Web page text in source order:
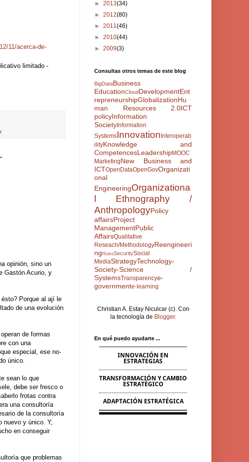
11/acerca-de-
limitado -
opinión, sino un
Gastón Acurio, y
Porque al ají le
de una evolución
de formas
con una
especial, ese no-
único.
sean lo que
debe ser fresco o
frotas contra
una consultoría
de la consultoría
nuevo y único. Y,
en conseguir
que problemas
► 2013(34)
► 2012(80)
► 2011(46)
► 2010(44)
► 2009(3)
Consultas otros temas de este blog
BigDataBusiness
EducationCloudDevelopmentEnt
repreneurshipGlobalizationHu
man Resources 2.0ICT
policyInformation
Society Information
SystemsInnovation Interoperab
ilityKnowledge and
CompetencesLeadershipMOOC
MarketingNew Business and
ICTOpenDataOpenGovOrganizati
onal
EngineeringOrganizationa
l Ethnography /
AnthropologyPolicy
affairsProject
ManagementPublic
AffairsQualitative
Reseach/MethodologyReengineeri
ngRisksSecuritySocial
MediaStrategyTechnology-
Society-Science /
SystemsTransparencye-
governmente-learning
Christian A. Estay Niculcar (c). Con
la tecnología de Blogger.
En qué puedo ayudarte ...
INNOVACIÓN EN
ESTRATEGIAS
TRANSFORMACIÓN Y CAMBIO
ESTRATÉGICO
ADAPTACIÓN ESTRATÉGICA